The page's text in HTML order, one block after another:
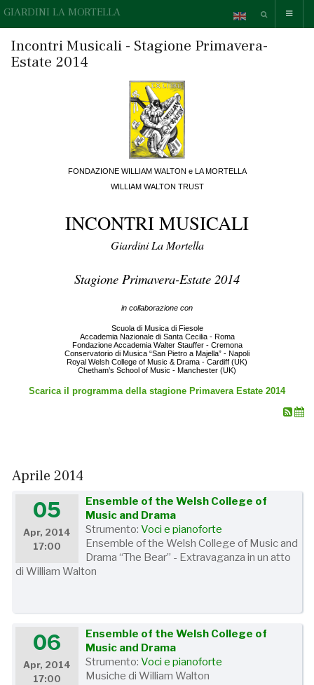
GIARDINI LA MORTELLA
Incontri Musicali - Stagione Primavera-
Estate 2014
FONDAZIONE WILLIAM WALTON e LA MORTELLA
WILLIAM WALTON TRUST
INCONTRI MUSICALI
Giardini La Mortella
Stagione Primavera-Estate 2014
in collaborazione con
Scuola di Musica di Fiesole
Accademia Nazionale di Santa Cecilia - Roma
Fondazione Accademia Walter Stauffer - Cremona
Conservatorio di Musica “San Pietro a Majella” - Napoli
Royal Welsh College of Music & Drama - Cardiff (UK)
Chetham’s School of Music - Manchester (UK)
Scarica il programma della stagione Primavera Estate 2014
Aprile 2014
05
Apr, 2014
17:00
Ensemble of the Welsh College of
Music and Drama
Strumento:Voci e pianoforte
Ensemble of the Welsh College of Music and
Drama “The Bear” - Extravaganza in un atto
di William Walton
06
Apr, 2014
17:00
Ensemble of the Welsh College of
Music and Drama
Strumento:Voci e pianoforte
Musiche di William Walton